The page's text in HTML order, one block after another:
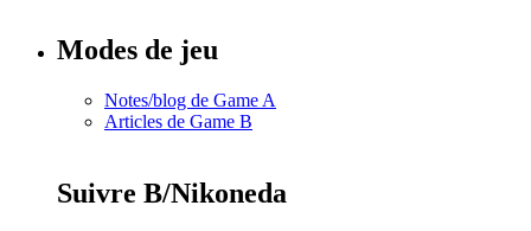
Modes de jeu
Notes/blog de Game A
Articles de Game B
Suivre B/Nikoneda